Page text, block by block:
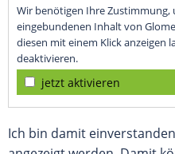
Wir benötigen Ihre
eingebundenen Inhalt von
diesen mit einem Klick anzeigen
deaktivieren.
jetzt aktivieren
Ich bin damit